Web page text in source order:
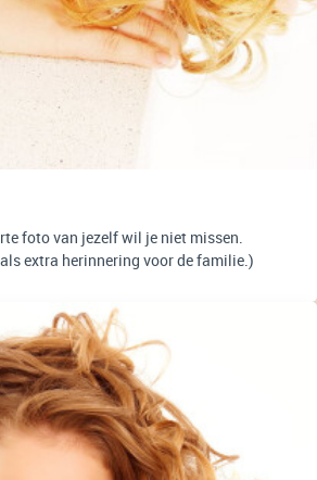
foto van jezelf wil je niet missen.
extra herinnering voor de familie.)